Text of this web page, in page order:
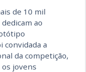
de 10 mil
ao
convidada a
da competição,
jovens